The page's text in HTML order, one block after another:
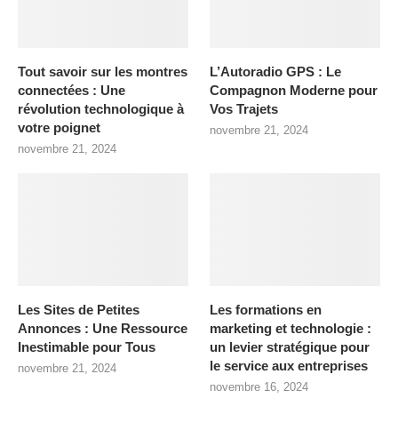
Tout savoir sur les montres
connectées : Une
révolution technologique à
votre poignet
novembre 21, 2024
L’Autoradio GPS : Le
Compagnon Moderne pour
Vos Trajets
novembre 21, 2024
Les Sites de Petites
Annonces : Une Ressource
Inestimable pour Tous
novembre 21, 2024
Les formations en
marketing et technologie :
un levier stratégique pour
le service aux entreprises
novembre 16, 2024